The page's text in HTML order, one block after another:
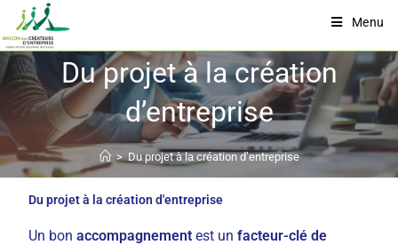
Menu
Du projet à la création
d’entreprise
> Du projet à la création d’entreprise
Du projet à la création d'entreprise
Un bonaccompagnement est unfacteur-clé de